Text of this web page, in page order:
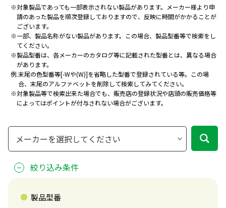
※対象製品であっても一部表示されない製品があります。メーカー様より申
請のあった製品を順次登録しておりますので、反映に時間がかかることが
ございます。
※一部、製品名称がない製品があります。この場合、製品型番等で検索をし
てください。
※製品型番は、各メーカーのカタログ等に記載された型番とは、異なる場合
があります。
例.末尾の色型番等[-Wや(W)]を省略した型番で登録されている等。 この場
合、末尾のアルファベットを削除して検索してみてください。
※対象製品等で検索出来た場合でも、販売店の登録状況や店頭の販売価格等
によってはポイントが付与されない場合がございます。
絞り込み条件
製品型番